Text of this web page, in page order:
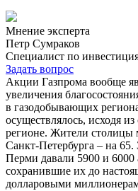
Мнение эксперта
Петр Сумраков
Специалист по
Задать вопрос
Акции Газпрома вообще
увеличения
в газодобывающих
осуществлялось, исходя
регионе. Жители столицы
Санкт-Петербурга – на
Перми давали 5900 и 6000
сохранившие их до
долларовыми